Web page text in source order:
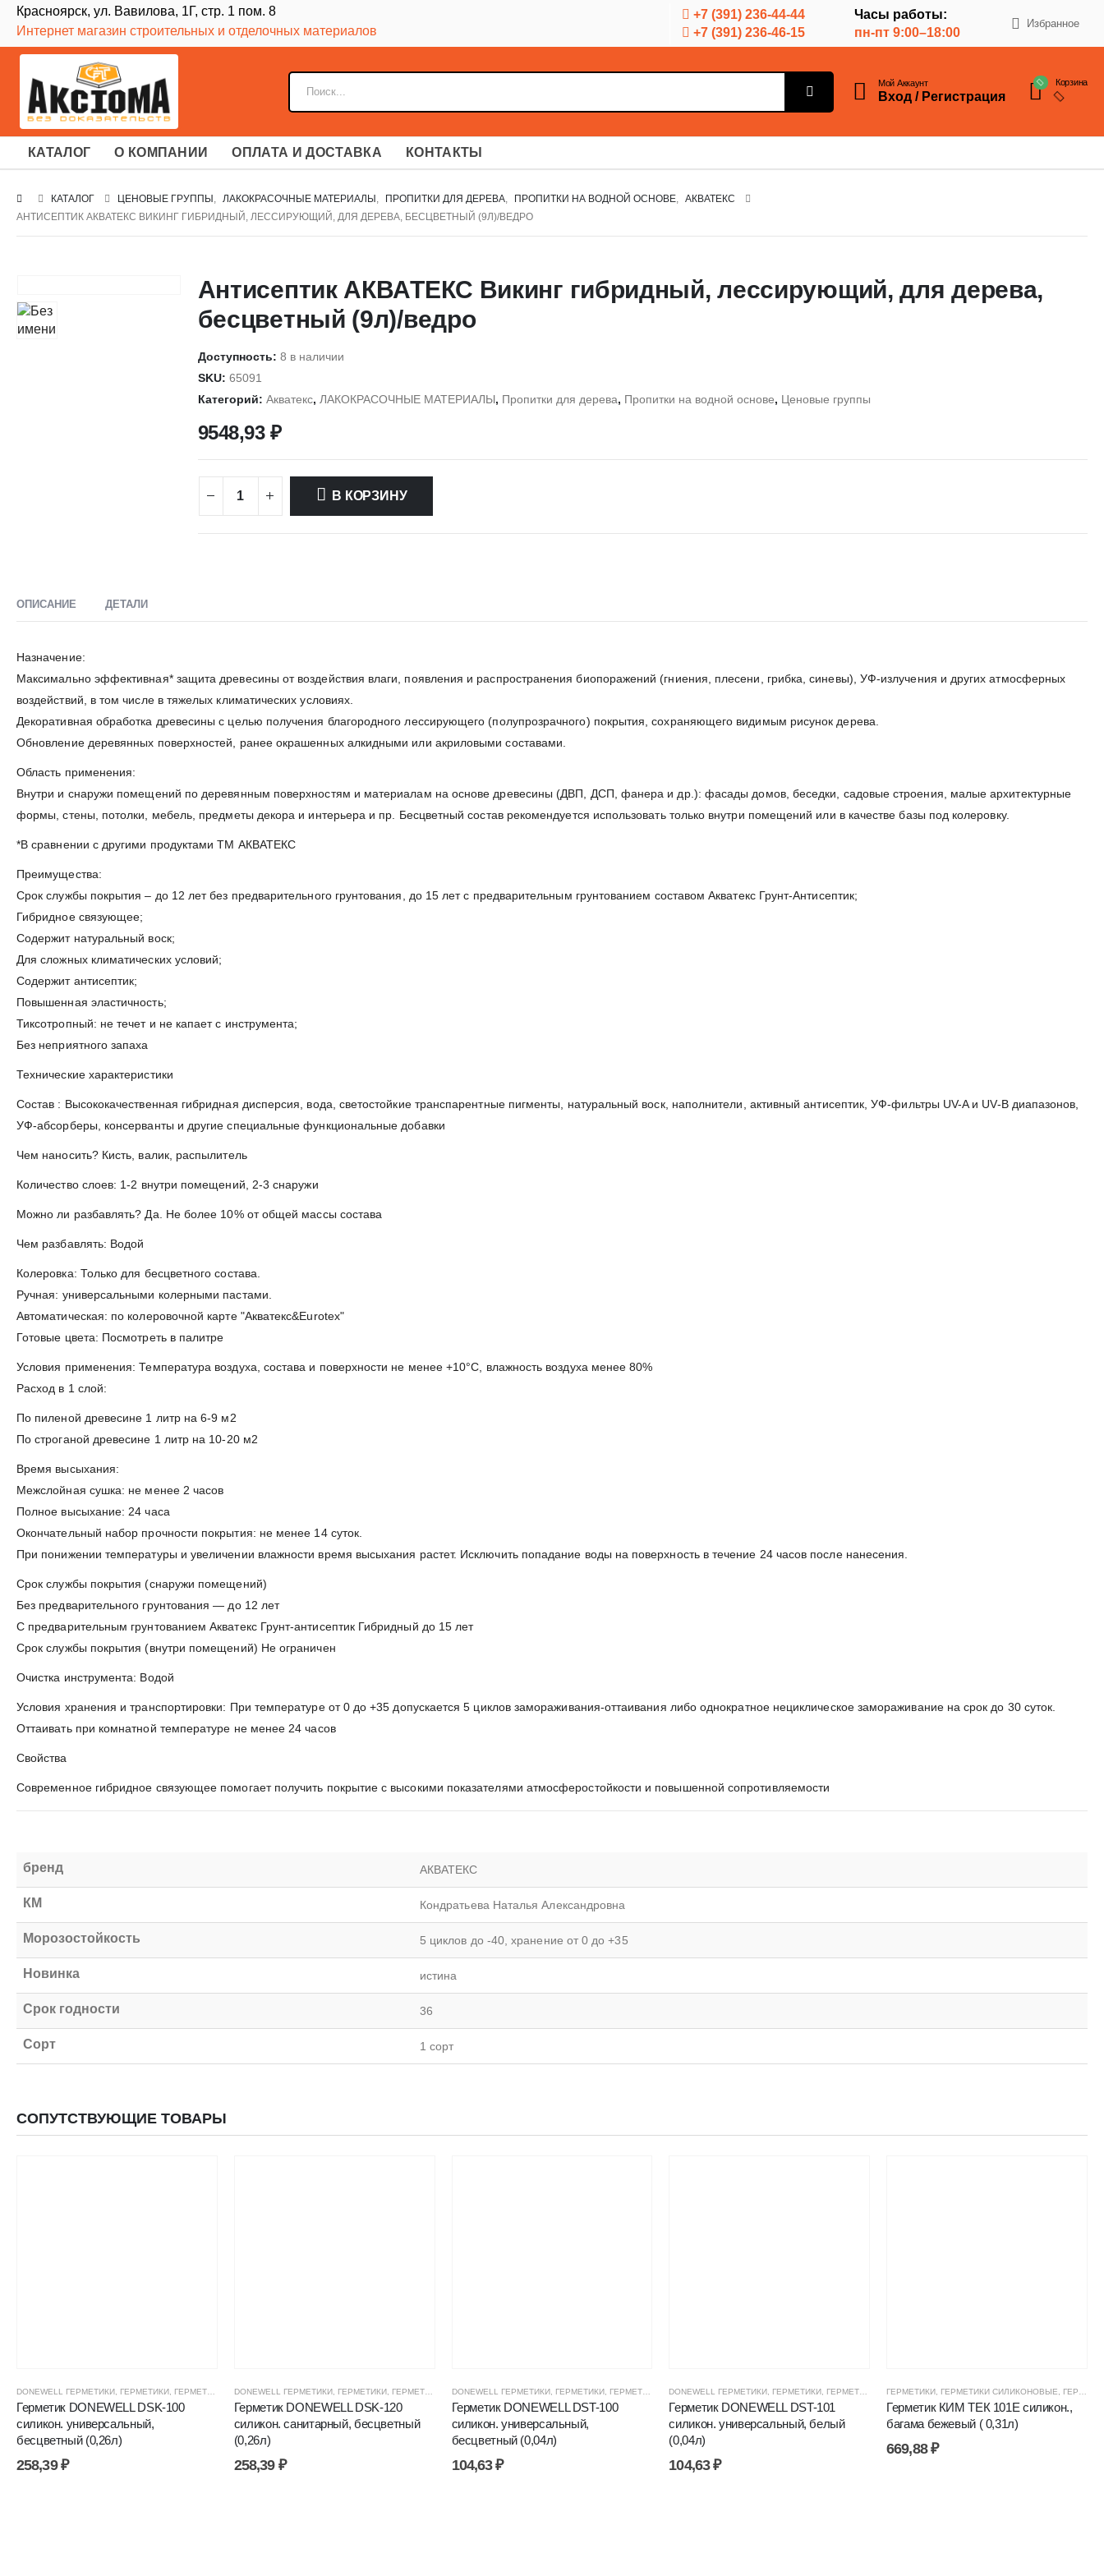
Красноярск, ул. Вавилова, 1Г, стр. 1 пом. 8
Интернет магазин строительных и отделочных материалов
+7 (391) 236-44-44
+7 (391) 236-46-15
Часы работы:
пн-пт 9:00–18:00
Избранное
Мой Аккаунт
Вход / Регистрация
Корзина
КАТАЛОГ О КОМПАНИИ ОПЛАТА И ДОСТАВКА КОНТАКТЫ
КАТАЛОГ ЦЕНОВЫЕ ГРУППЫ , ЛАКОКРАСОЧНЫЕ МАТЕРИАЛЫ , ПРОПИТКИ ДЛЯ ДЕРЕВА, ПРОПИТКИ НА ВОДНОЙ ОСНОВЕ, АКВАТЕКС
АНТИСЕПТИК АКВАТЕКС ВИКИНГ ГИБРИДНЫЙ, ЛЕССИРУЮЩИЙ, ДЛЯ ДЕРЕВА, БЕСЦВЕТНЫЙ (9Л)/ВЕДРО
Антисептик АКВАТЕКС Викинг гибридный, лессирующий, для дерева,
бесцветный (9л)/ведро
Доступность: 8 в наличии
SKU: 65091
Категорий: Акватекс, ЛАКОКРАСОЧНЫЕ МАТЕРИАЛЫ , Пропитки для дерева, Пропитки на водной основе, Ценовые группы
9548,93 ₽
В КОРЗИНУ
ОПИСАНИЕ ДЕТАЛИ
Назначение:
Максимально эффективная* защита древесины от воздействия влаги, появления и распространения биопоражений (гниения, плесени, грибка, синевы), УФ-излучения и других атмосферных
воздействий, в том числе в тяжелых климатических условиях.
Декоративная обработка древесины с целью получения благородного лессирующего (полупрозрачного) покрытия, сохраняющего видимым рисунок дерева.
Обновление деревянных поверхностей, ранее окрашенных алкидными или акриловыми составами.
Область применения:
Внутри и снаружи помещений по деревянным поверхностям и материалам на основе древесины (ДВП, ДСП, фанера и др.): фасады домов, беседки, садовые строения, малые архитектурные
формы, стены, потолки, мебель, предметы декора и интерьера и пр. Бесцветный состав рекомендуется использовать только внутри помещений или в качестве базы под колеровку.
*В сравнении с другими продуктами ТМ АКВАТЕКС
Преимущества:
Срок службы покрытия – до 12 лет без предварительного грунтования, до 15 лет с предварительным грунтованием составом Акватекс Грунт-Антисептик;
Гибридное связующее;
Содержит натуральный воск;
Для сложных климатических условий;
Содержит антисептик;
Повышенная эластичность;
Тиксотропный: не течет и не капает с инструмента;
Без неприятного запаха
Технические характеристики
Состав : Высококачественная гибридная дисперсия, вода, светостойкие транспарентные пигменты, натуральный воск, наполнители, активный антисептик, УФ-фильтры UV-A и UV-B диапазонов,
УФ-абсорберы, консерванты и другие специальные функциональные добавки
Чем наносить? Кисть, валик, распылитель
Количество слоев: 1-2 внутри помещений, 2-3 снаружи
Можно ли разбавлять? Да. Не более 10% от общей массы состава
Чем разбавлять: Водой
Колеровка: Только для бесцветного состава.
Ручная: универсальными колерными пастами.
Автоматическая: по колеровочной карте "Акватекс&Eurotex"
Готовые цвета: Посмотреть в палитре
Условия применения: Температура воздуха, состава и поверхности не менее +10°C, влажность воздуха менее 80%
Расход в 1 слой:
По пиленой древесине 1 литр на 6-9 м2
По строганой древесине 1 литр на 10-20 м2
Время высыхания:
Межслойная сушка: не менее 2 часов
Полное высыхание: 24 часа
Окончательный набор прочности покрытия: не менее 14 суток.
При понижении температуры и увеличении влажности время высыхания растет. Исключить попадание воды на поверхность в течение 24 часов после нанесения.
Срок службы покрытия (снаружи помещений)
Без предварительного грунтования — до 12 лет
С предварительным грунтованием Акватекс Грунт-антисептик Гибридный до 15 лет
Срок службы покрытия (внутри помещений) Не ограничен
Очистка инструмента: Водой
Условия хранения и транспортировки: При температуре от 0 до +35 допускается 5 циклов замораживания-оттаивания либо однократное нециклическое замораживание на срок до 30 суток.
Оттаивать при комнатной температуре не менее 24 часов
Свойства
Современное гибридное связующее помогает получить покрытие с высокими показателями атмосферостойкости и повышенной сопротивляемости
бренд АКВАТЕКС
КМ Кондратьева Наталья Александровна
Морозостойкость 5 циклов до -40, хранение от 0 до +35
Новинка истина
Срок годности 36
Сорт 1 сорт
СОПУТСТВУЮЩИЕ ТОВАРЫ
DONEWELL ГЕРМЕТИКИ ГЕРМЕТИКИ ГЕРМЕТИКИ СИЛИКОНОВЫЕ ,ГЕРМЕТИКИ, КЛЕИ, ПЕНЫ,ЦЕНОВЫЕ ГРУППЫ
Герметик DONEWELL DSK-100
силикон. универсальный,
бесцветный (0,26л)
258,39₽
DONEWELL ГЕРМЕТИКИ, ГЕРМЕТИКИ, ГЕРМЕТИКИ СИЛИКОНОВЫЕ ,ГЕРМЕТИКИ, КЛЕИ, ПЕНЫ,ЦЕНОВЫЕ ГРУППЫ
Герметик DONEWELL DSK-120
силикон. санитарный, бесцветный
(0,26л)
258,39 ₽
DONEWELL ГЕРМЕТИКИ, ГЕРМЕТИКИ, ГЕРМЕТИКИ СИЛИКОНОВЫЕ ,ГЕРМЕТИКИ, КЛЕИ, ПЕНЫ,ЦЕНОВЫЕ ГРУППЫ
Герметик DONEWELL DST-100
силикон. универсальный,
бесцветный (0,04л)
104,63₽
DONEWELL ГЕРМЕТИКИ ГЕРМЕТИКИ ГЕРМЕТИКИ СИЛИКОНОВЫЕ ,ГЕРМЕТИКИ, КЛЕИ, ПЕНЫ,
Герметик DONEWELL DST-101
силикон. универсальный, белый
(0,04л)
104,63₽
ГЕРМЕТИКИ ГЕРМЕТИКИ СИЛИКОНОВЫЕ ГЕРМЕТИКИ, КЛЕИ, ПЕНЫ
Герметик КИМ ТЕК 101Е силикон.,
багама бежевый ( 0,31л)
669,88₽